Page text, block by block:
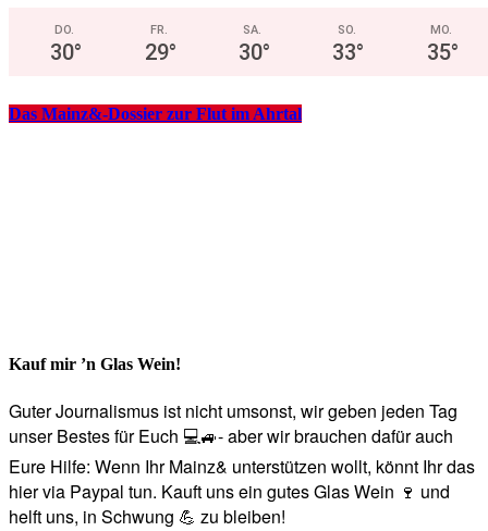
DO.
30°
FR.
29°
SA.
30°
SO.
33°
MO.
35°
Das Mainz&-Dossier zur Flut im Ahrtal
Kauf mir ’n Glas Wein!
Guter Journalismus ist nicht umsonst, wir geben jeden Tag
unser Bestes für Euch 💻🚙- aber wir brauchen dafür auch
Eure Hilfe: Wenn Ihr Mainz& unterstützen wollt, könnt Ihr das
hier via Paypal tun. Kauft uns ein gutes Glas Wein 🍷 und
helft uns, in Schwung 💪 zu bleiben!